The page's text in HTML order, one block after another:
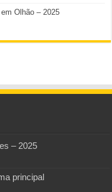
Olhão – 2025
– 2025
principal